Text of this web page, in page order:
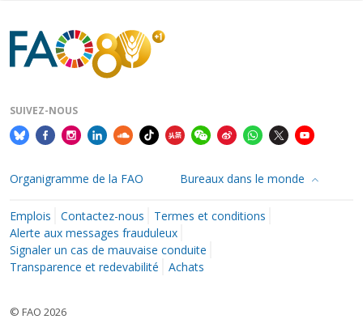
SUIVEZ-NOUS
Organigramme de la FAO Bureaux dans le monde
Emplois Contactez-nous
Termes et conditions
Alerte aux messages frauduleux
Signaler un cas de mauvaise conduite
Transparence et redevabilité
Achats
© FAO 2026